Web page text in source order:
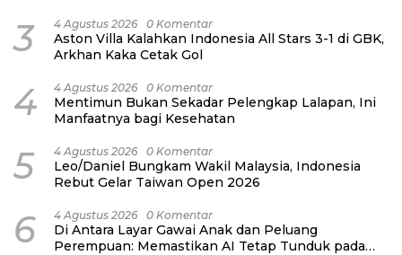
3 4 Agustus 2026 0 Komentar
Aston Villa Kalahkan Indonesia All Stars 3-1 di GBK,
Arkhan Kaka Cetak Gol
4 4 Agustus 2026 0 Komentar
Mentimun Bukan Sekadar Pelengkap Lalapan, Ini
Manfaatnya bagi Kesehatan
5 4 Agustus 2026 0 Komentar
Leo/Daniel Bungkam Wakil Malaysia, Indonesia
Rebut Gelar Taiwan Open 2026
6 4 Agustus 2026 0 Komentar
Di Antara Layar Gawai Anak dan Peluang
Perempuan: Memastikan AI Tetap Tunduk pada